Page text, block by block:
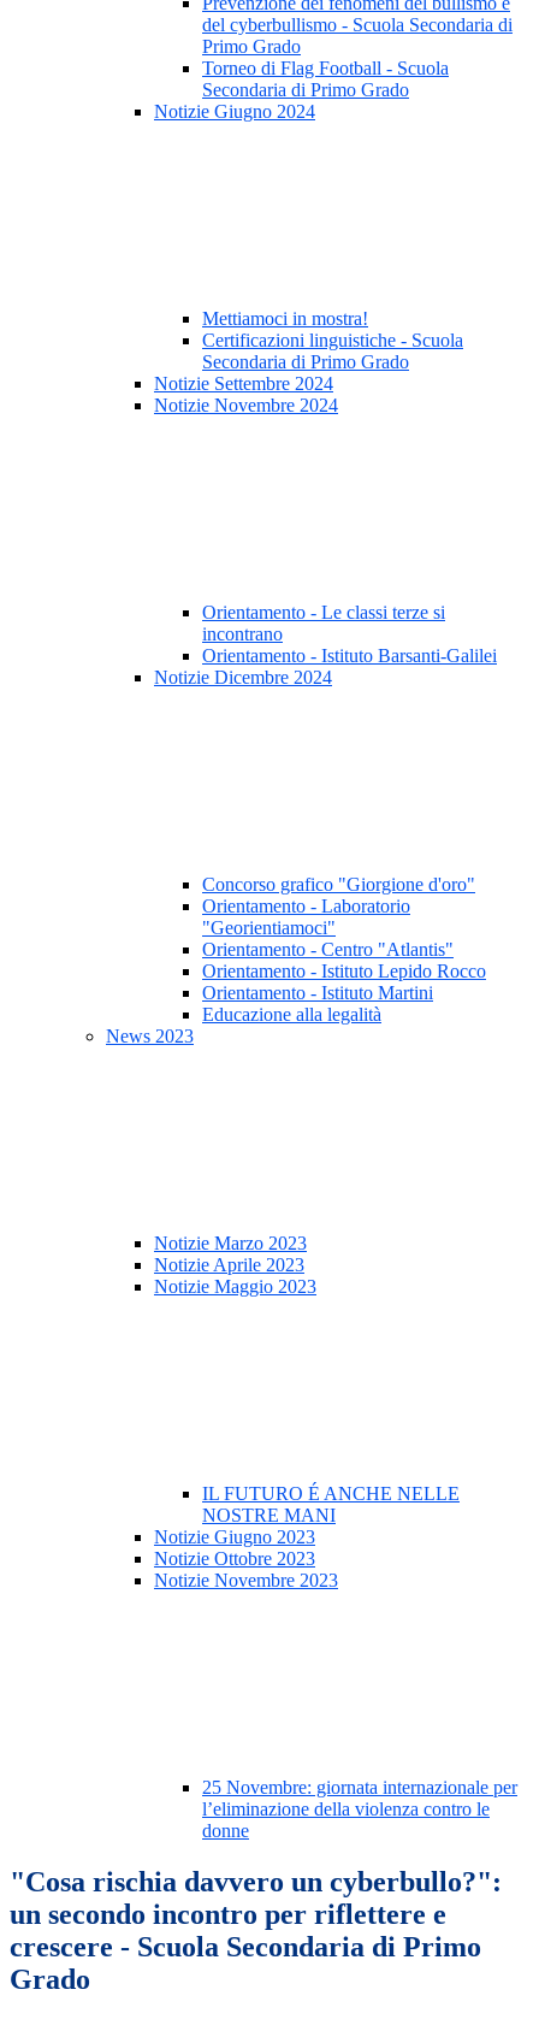
del cyberbullismo - Scuola Secondaria di
Primo Grado
Torneo di Flag Football - Scuola
Secondaria di Primo Grado
Notizie Giugno 2024
Mettiamoci in mostra!
Certificazioni linguistiche - Scuola
Secondaria di Primo Grado
Notizie Settembre 2024
Notizie Novembre 2024
Orientamento - Le classi terze si
incontrano
Orientamento - Istituto Barsanti-Galilei
Notizie Dicembre 2024
Concorso grafico "Giorgione d'oro"
Orientamento - Laboratorio
"Georientiamoci"
Orientamento - Centro "Atlantis"
Orientamento - Istituto Lepido Rocco
Orientamento - Istituto Martini
Educazione alla legalità
News 2023
Notizie Marzo 2023
Notizie Aprile 2023
Notizie Maggio 2023
IL FUTURO É ANCHE NELLE
NOSTRE MANI
Notizie Giugno 2023
Notizie Ottobre 2023
Notizie Novembre 2023
25 Novembre: giornata internazionale per
l’eliminazione della violenza contro le
donne
"Cosa rischia davvero un cyberbullo?":
un secondo incontro per riflettere e
crescere - Scuola Secondaria di Primo
Grado